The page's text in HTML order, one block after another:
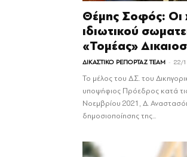
Θέμης Σοφός: Οι
ιδιωτικού
«Τομέας»
ΔΙΚΑΣΤΙΚΟ ΡΕΠΟΡΤΑΖ TEAM - 22/
Το μέλος του Δ.Σ. του
υποψήφιος Πρόεδρος κατά
Νοεμβρίου 2021, Δ.
δημοσιοποίησης της...